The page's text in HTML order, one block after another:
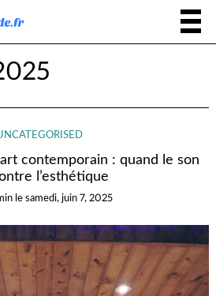
contemporain : quand le son
l’esthétique
le samedi, juin 7, 2025